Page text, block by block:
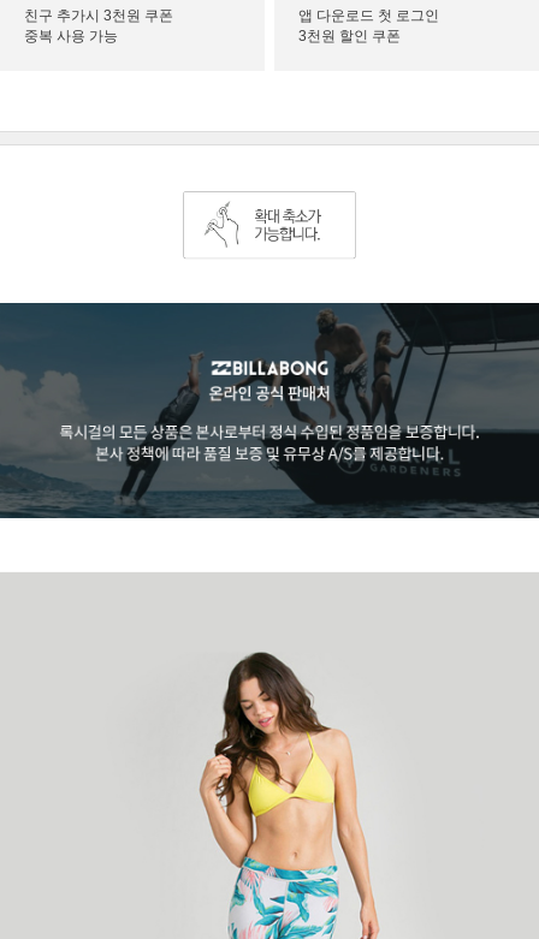
친구 추가시 3천원 쿠폰
중복 사용 가능
앱 다운로드 첫 로그인
3천원 할인 쿠폰